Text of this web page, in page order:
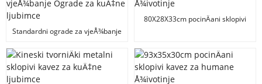
Standardni ograde za vjeÅ¾banje
kuÄ‡ne ljubimce
80X28X33cm pocinÄani sklopivi